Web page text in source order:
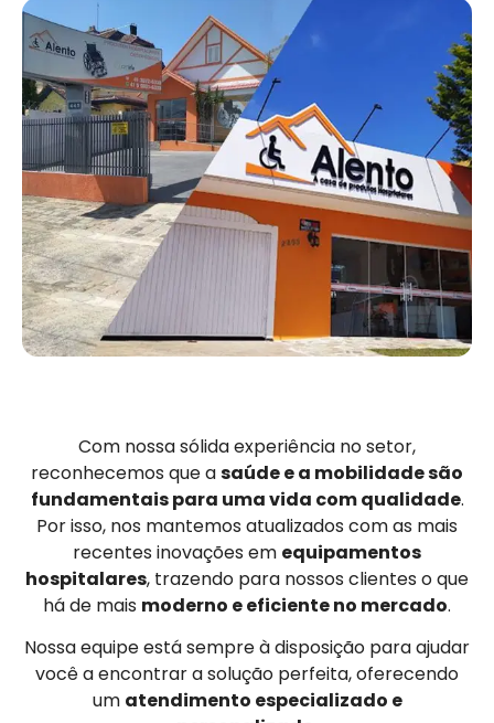
Com nossa sólida experiência no setor,
reconhecemos que asaúde e a mobilidade são
fundamentais para uma vida com qualidade.
Por isso, nos mantemos atualizados com as mais
recentes inovações em equipamentos
hospitalares, trazendo para nossos clientes o que
há de mais moderno e eficiente no mercado.
Nossa equipe está sempre à disposição para ajudar
você a encontrar a solução perfeita, oferecendo
um atendimento especializado e